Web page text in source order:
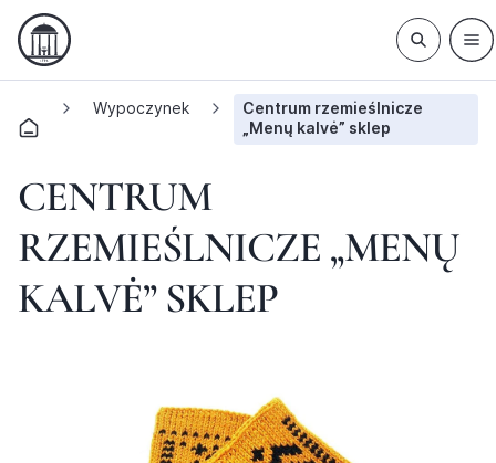
Wypoczynek
Centrum rzemieślnicze
„Menų kalvė” sklep
CENTRUM
RZEMIEŚLNICZE „MENŲ
KALVĖ” SKLEP